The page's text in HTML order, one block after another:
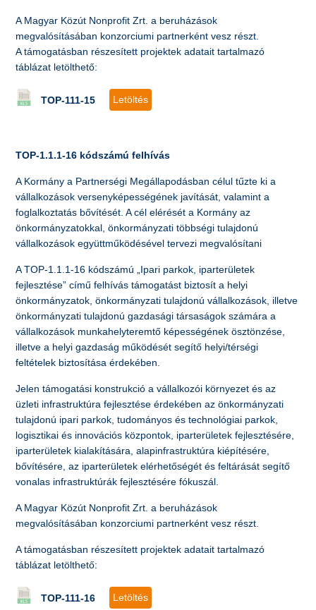
A Magyar Közút Nonprofit Zrt. a beruházások
megvalósításában konzorciumi partnerként vesz részt.
A támogatásban részesített projektek adatait tartalmazó
táblázat letölthető:
TOP-111-15 Letöltés
TOP-1.1.1-16 kódszámú felhívás
A Kormány a Partnerségi Megállapodásban célul tűzte ki a
vállalkozások versenyképességének javítását, valamint a
foglalkoztatás bővítését. A cél elérését a Kormány az
önkormányzatokkal, önkormányzati többségi tulajdonú
vállalkozások együttműködésével tervezi megvalósítani
A TOP-1.1.1-16 kódszámú „Ipari parkok, iparterületek
fejlesztése” című felhívás támogatást biztosít a helyi
önkormányzatok, önkormányzati tulajdonú vállalkozások, illetve
önkormányzati tulajdonú gazdasági társaságok számára a
vállalkozások munkahelyteremtő képességének ösztönzése,
illetve a helyi gazdaság működését segítő helyi/térségi
feltételek biztosítása érdekében.
Jelen támogatási konstrukció a vállalkozói környezet és az
üzleti infrastruktúra fejlesztése érdekében az önkormányzati
tulajdonú ipari parkok, tudományos és technológiai parkok,
logisztikai és innovációs központok, iparterületek fejlesztésére,
iparterületek kialakítására, alapinfrastruktúra kiépítésére,
bővítésére, az iparterületek elérhetőségét és feltárását segítő
vonalas infrastruktúrák fejlesztésére fókuszál.
A Magyar Közút Nonprofit Zrt. a beruházások
megvalósításában konzorciumi partnerként vesz részt.
A támogatásban részesített projektek adatait tartalmazó
táblázat letölthető:
TOP-111-16 Letöltés